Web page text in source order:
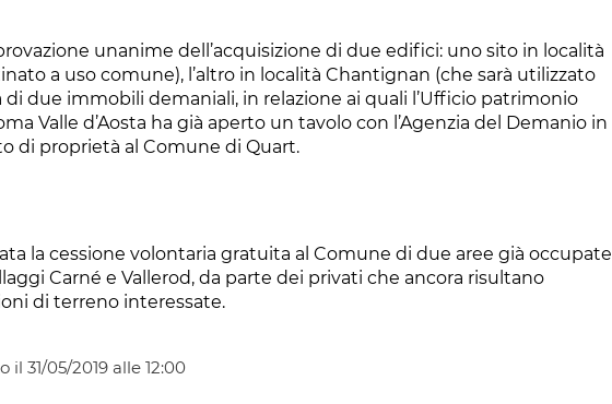
unanime dell’acquisizione di due edifici: uno sito in località
a uso comune), l’altro in località Chantignan (che sarà utilizzato
di due immobili demaniali, in relazione ai quali l’Ufficio patrimonio
Valle d’Aosta ha già aperto un tavolo con l’Agenzia del Demanio in
di proprietà al Comune di Quart.
la cessione volontaria gratuita al Comune di due aree già occupate
Carné e Vallerod, da parte dei privati che ancora risultano
di terreno interessate.
31/05/2019 alle 12:00